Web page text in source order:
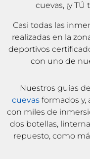
cuevas, ¡y
Casi todas las
realizadas en la
deportivos
con uno de
Nuestros guías
cuevas formados y,
con miles de
dos botellas,
repuesto, como